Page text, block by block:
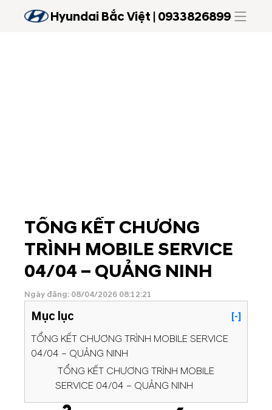
Hyundai Bắc Việt | 0933826899
TỔNG KẾT CHƯƠNG
TRÌNH MOBILE SERVICE
04/04 – QUẢNG NINH
Ngày đăng: 08/04/2026 08:12:21
Mục lục
[-]
TỔNG KẾT CHƯƠNG TRÌNH MOBILE SERVICE
04/04 – QUẢNG NINH
TỔNG KẾT CHƯƠNG TRÌNH MOBILE
SERVICE 04/04 – QUẢNG NINH